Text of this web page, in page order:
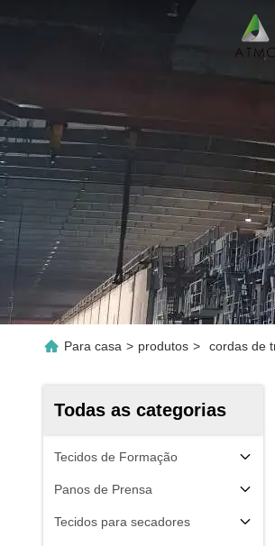
Para casa > produtos > cordas de
Todas as categorias
Tecidos de Formação
Panos de Prensa
Tecidos para secadores